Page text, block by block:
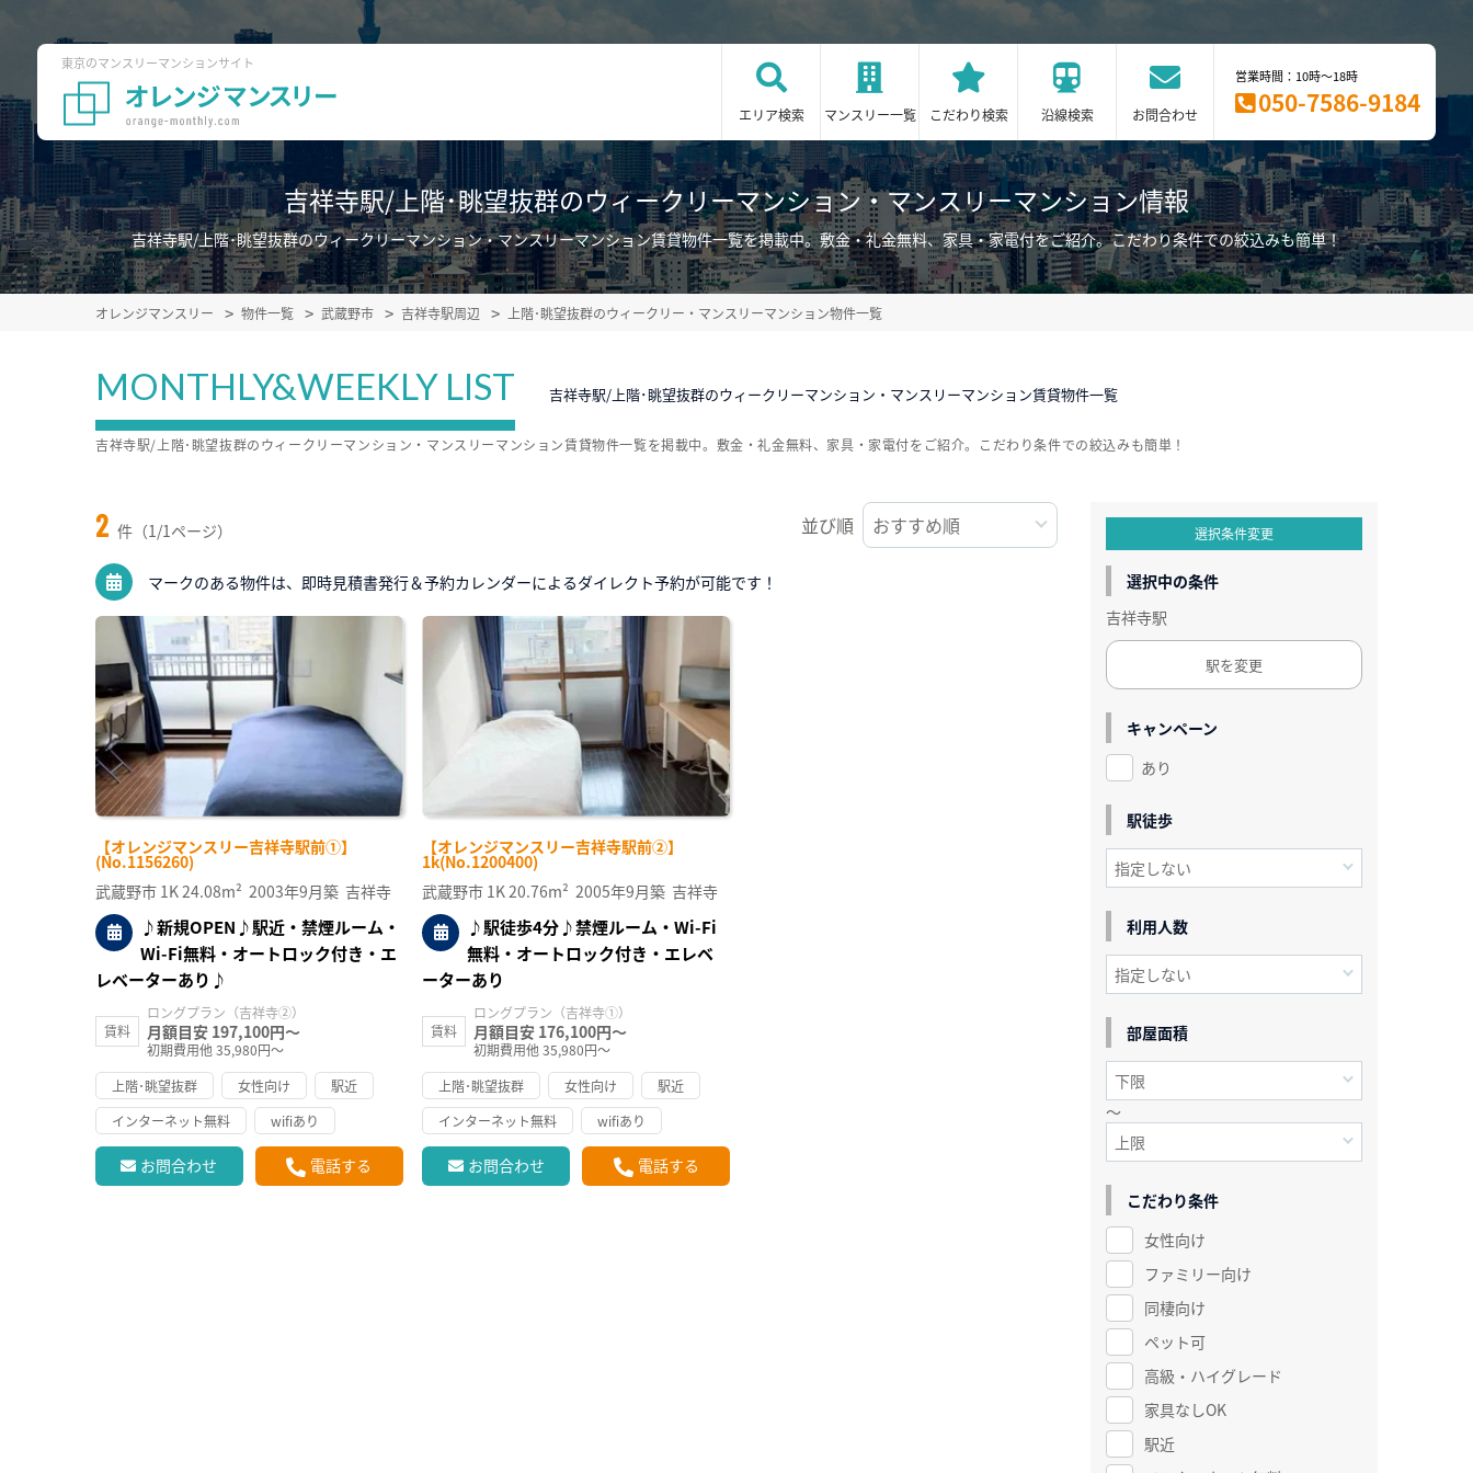
東京のマンスリーマンションサイト
エリア検索 マンスリー一覧 こだわり検索 沿線検索 お問合わせ
営業時間：10時～18時
050-7586-9184
吉祥寺駅/上階･眺望抜群のウィークリーマンション・マンスリーマンション情報
吉祥寺駅/上階･眺望抜群のウィークリーマンション・マンスリーマンション賃貸物件一覧を掲載中。敷金・礼金無料、家具・家電付をご紹介。こだわり条件での絞込みも簡単！
オレンジマンスリー 物件一覧 武蔵野市 吉祥寺駅周辺 上階･眺望抜群のウィークリー・マンスリーマンション物件一覧
MONTHLY&WEEKLY LIST 吉祥寺駅/上階･眺望抜群のウィークリーマンション・マンスリーマンション賃貸物件一覧
2 件（1/1ページ） 並び順
マークのある物件は、即時見積書発行＆予約カレンダーによるダイレクト予約が可能です！
【オレンジマンスリー吉祥寺駅前①】
(No.1156260)
武蔵野市 1K24.08m² 2003年9月築 吉祥寺
♪新規OPEN♪駅近・禁煙ルーム・
Wi-Fi無料・オートロック付き・エ
レベーターあり♪
賃料
ロングプラン（吉祥寺②）
月額目安 197,100円～
初期費用他 35,980円～
上階･眺望抜群
女性向け
駅近
インターネット無料
wifiあり
お問合わせ 電話する
【オレンジマンスリー吉祥寺駅前②】
1k(No.1200400)
武蔵野市 1K20.76m² 2005年9月築 吉祥寺
♪駅徒歩4分♪禁煙ルーム・Wi-Fi
無料・オートロック付き・エレベ
ーターあり
賃料
ロングプラン（吉祥寺①）
月額目安 176,100円～
初期費用他 35,980円～
上階･眺望抜群
女性向け
駅近
インターネット無料
wifiあり
お問合わせ 電話する
吉祥寺駅/上階･眺望抜群のウィークリーマンション・マンスリーマンション賃貸物件一覧を掲載中。敷金・礼金無料、家具・家電付をご紹介。こだわり条件での絞込みも簡単！
選択条件変更
選択中の条件
吉祥寺駅
駅を変更
キャンペーン
あり
駅徒歩
利用人数
部屋面積
～
こだわり条件
女性向け
ファミリー向け
同棲向け
ペット可
高級・ハイグレード
家具なしOK
駅近